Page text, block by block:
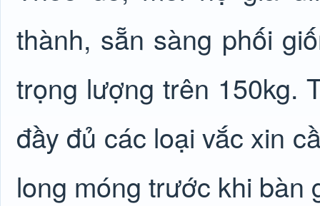
thành, sẵn sàng phối
trọng lượng trên 150kg.
đầy đủ các loại vắc xin
long móng trước khi bàn